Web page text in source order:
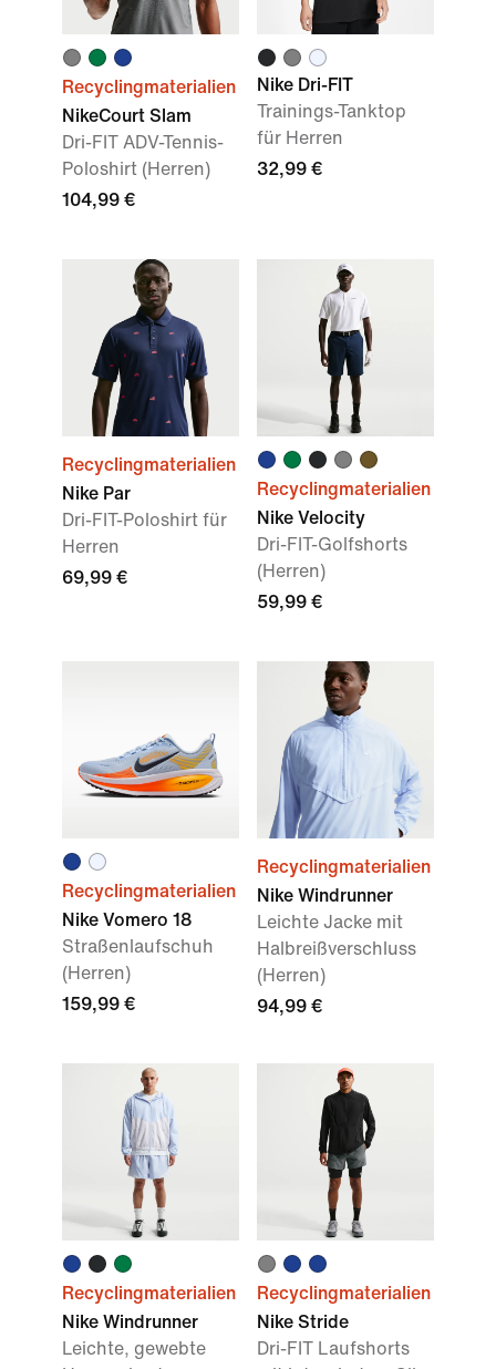
Recyclingmaterialien
NikeCourt Slam
Dri-FIT ADV-Tennis-
Poloshirt (Herren)
104,99 €
Nike Dri-FIT
Trainings-Tanktop
für Herren
32,99 €
Recyclingmaterialien
Nike Par
Dri-FIT-Poloshirt für
Herren
69,99 €
Recyclingmaterialien
Nike Velocity
Dri-FIT-Golfshorts
(Herren)
59,99 €
Recyclingmaterialien
Nike Vomero 18
Straßenlaufschuh
(Herren)
159,99 €
Recyclingmaterialien
Nike Windrunner
Leichte Jacke mit
Halbreißverschluss
(Herren)
94,99 €
Recyclingmaterialien
Nike Windrunner
Leichte, gewebte
Recyclingmaterialien
Nike Stride
Dri-FIT Laufshorts